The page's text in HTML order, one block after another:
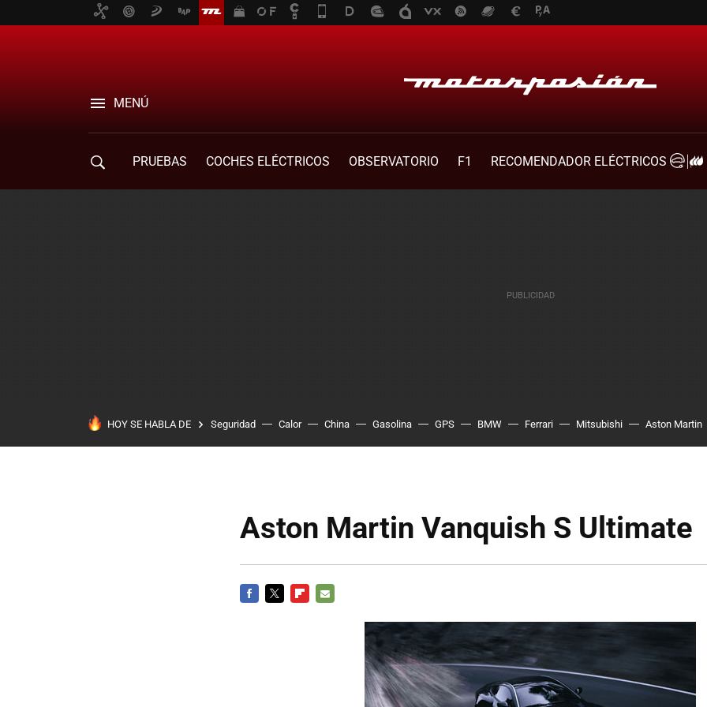
MENÚ
PRUEBAS COCHES ELÉCTRICOS OBSERVATORIO F1
RECOMENDADOR ELÉCTRICOS
HOY SE HABLA DE Seguridad Calor China Gasolina GPS BMW Ferrari Mitsubishi Aston Martin
Aston Martin Vanquish S Ultimate